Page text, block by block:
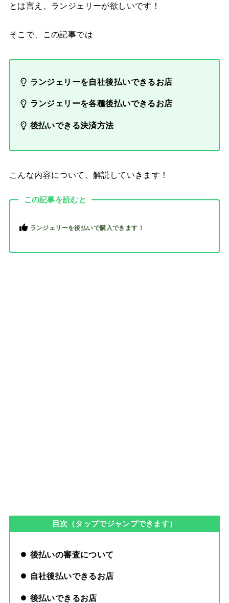
とは言え、ランジェリーが欲しいです！
そこで、この記事では
ランジェリーを自社後払いできるお店
ランジェリーを各種後払いできるお店
後払いできる決済方法
こんな内容について、解説していきます！
この記事を読むと
ランジェリーを後払いで購入できます！
目次（タップでジャンプできます）
後払いの審査について
自社後払いできるお店
後払いできるお店